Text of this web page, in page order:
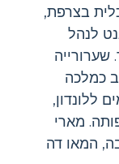
בצרפת,
לנהל
שערורייה
כמלכה
מחרוזת 647 יהלומים ללונדון,
מארי
המאו דה